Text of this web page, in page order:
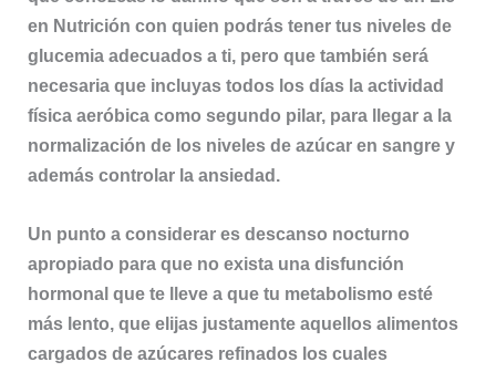
en Nutrición con quien podrás tener tus niveles de
glucemia adecuados a ti, pero que también será
necesaria que incluyas todos los días la actividad
física aeróbica como segundo pilar, para llegar a la
normalización de los niveles de azúcar en sangre y
además controlar la ansiedad.
Un punto a considerar es descanso nocturno
apropiado para que no exista una disfunción
hormonal que te lleve a que tu metabolismo esté
más lento, que elijas justamente aquellos alimentos
cargados de azúcares refinados los cuales